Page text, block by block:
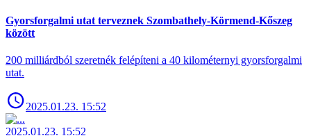
Gyorsforgalmi utat terveznek Szombathely-Körmend-Kőszeg
között
200 milliárdból szeretnék felépíteni a 40 kilométernyi gyorsforgalmi
utat.
2025.01.23. 15:52
2025.01.23. 15:52